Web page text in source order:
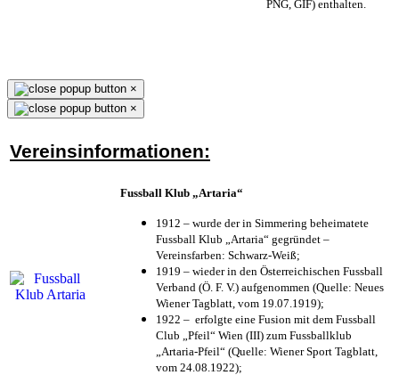
PNG, GIF) enthalten.
×
×
Vereinsinformationen:
Fussball Klub „Artaria“
1912 – wurde der in Simmering beheimatete
Fussball Klub „Artaria“ gegründet –
Vereinsfarben: Schwarz-Weiß;
1919 – wieder in den Österreichischen Fussball
Verband (Ö. F. V.) aufgenommen (Quelle: Neues
Wiener Tagblatt, vom 19.07.1919);
1922 – erfolgte eine Fusion mit dem Fussball
Club „Pfeil“ Wien (III) zum Fussballklub
„Artaria-Pfeil“ (Quelle: Wiener Sport Tagblatt,
vom 24.08.1922);